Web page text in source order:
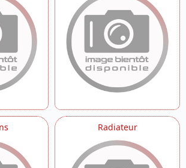
Radiateur